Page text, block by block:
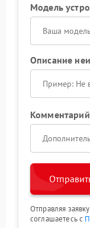
Модель
Описание
Комментарий
Отправляя
соглашаетесь с